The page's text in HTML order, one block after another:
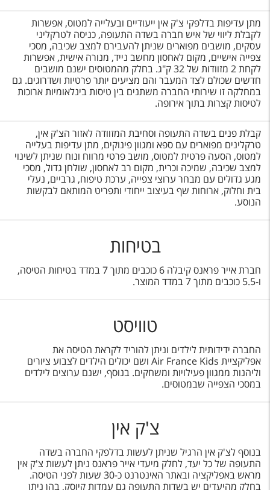
מתן עדיפות בדלפקי צ'ק אין ייעודיים ובעלייה למטוס, אפשרות
לקבלת ליווי של איש חברה בשדה התעופה, כניסה לטרקליני
עסקים, מושבים מפוארים שניתן להעבירם למצב שכיבה, מסכי
צפייה אישיים, מקום לאחסון מחשב נייד, מנורה אישית, אפשרות
לקחת 2 מזוודות של 32 ק"ג. בחלק מהמטוסים ישנם מושבים
חדשים שכולם לצד המעבר והם מציעים יותר פרטיות ושדרוגים. גם
במחלקה זו שירותי החברה משתנים בין טיסות בינלאומיות ארוכות
לטיסות קצרות בתוך אירופה.
קבלת פנים בשדה התעופה וסחיבת המזוודה לאזור הצ'ק אין,
טרקלינים מפוארים עם ספא ומגוון פינוקים, מתן עדיפות בעלייה
למטוס, הסעה פרטית למטוס, מושב פרטי מרווח ונוח שניתן לשינוי
למצב שכיבה, שמיכה וכרית, מקום רב לאחסון, שולחן גדול, מסכי
מגע גדולים עם מבחר ערוצי צפייה, ערכת טיפוח, גרביים, נעלי
בית וחלוק, ארוחות שף בעיצוב ייחודי ותפריט המותאם לבקשות
הנוסע.
בטיחות
חברת אייר פראנס קיבלה 6 כוכבים מתוך 7 במדד בטיחות הטיסה,
ו-5.5 כוכבים מתוך 7 במדד המוצר.
טוויסט
החברה ידידותית לילדים וניתן להוריד לקראת הטיסה את
אפליקציית Air France Kids ושם יכולים הילדים לצבוע ציורים
וליהנות ממגוון פעילויות ומשחקים. בנוסף, ישנם ערוצים לילדים
במסכי הצפייה שבמטוסים.
צ'ק אין
בנוסף לצ'ק אין הרגיל שניתן לעשות בדלפקי החברה בשדה
התעופה של כל יעד, לחלק מיעדי אייר פראנס ניתן לעשות צ'ק אין
מראש באפליקציה ובאתר האינטרנט כ-30 שעות לפני הטיסה.
בחלק מהיעדים יש בשדות התעופה גם עמדות קיוסק, בהן ניתן